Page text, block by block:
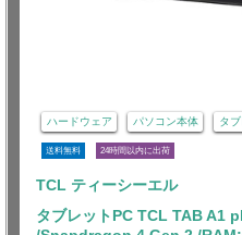
ハードウェア パソコン本体 タ
送料無料 24時間以内に出荷
TCL ティーシーエル
タブレットPC TCL TAB A1